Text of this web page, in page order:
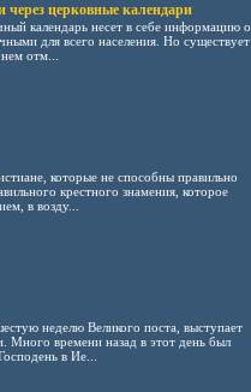
церковные календари
календарь несет в себе информацию о
для всего населения. Но существует
отм...
которые не способны правильно
крестного знамения, которое
в возду...
неделю Великого поста, выступает
Много времени назад в этот день был
в Ие...